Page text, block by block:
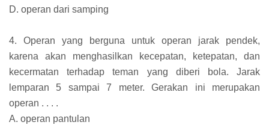
D. operan dari samping
4. Operan yang berguna untuk operan jarak pendek,
karena akan menghasilkan kecepatan, ketepatan, dan
kecermatan terhadap teman yang diberi bola. Jarak
lemparan 5 sampai 7 meter. Gerakan ini merupakan
operan . . . .
A. operan pantulan